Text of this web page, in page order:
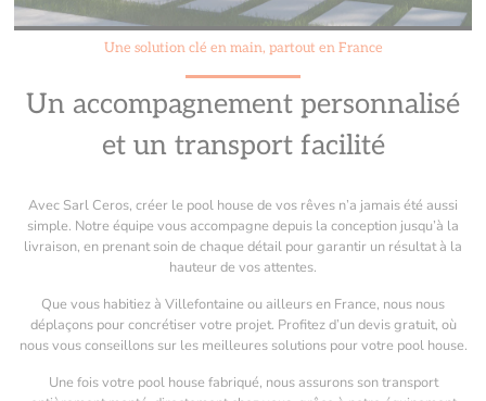
Une solution clé en main, partout en France
Un accompagnement personnalisé
et un transport facilité
Avec Sarl Ceros, créer le pool house de vos rêves n’a jamais été aussi
simple. Notre équipe vous accompagne depuis la conception jusqu’à la
livraison, en prenant soin de chaque détail pour garantir un résultat à la
hauteur de vos attentes.
Que vous habitiez à Villefontaine ou ailleurs en France, nous nous
déplaçons pour concrétiser votre projet. Profitez d’un devis gratuit, où
nous vous conseillons sur les meilleures solutions pour votre pool house.
Une fois votre pool house fabriqué, nous assurons son transport